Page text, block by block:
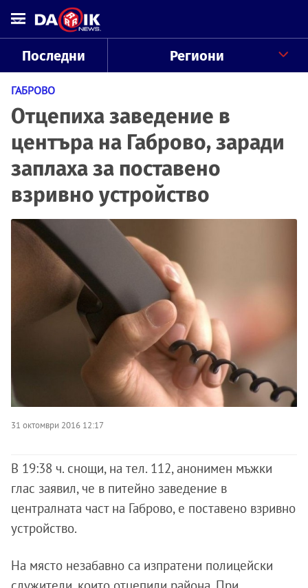
Последни Региони
ГАБРОВО
Отцепиха заведение в
центъра на Габрово, заради
заплаха за поставено
взривно устройство
31 октомври 2016 12:17
В 19:38 ч. снощи, на тел. 112, анонимен мъжки
глас заявил, че в питейно заведение в
централната част на Габрово, е поставено взривно
устройство.
На място незабавно са изпратени полицейски